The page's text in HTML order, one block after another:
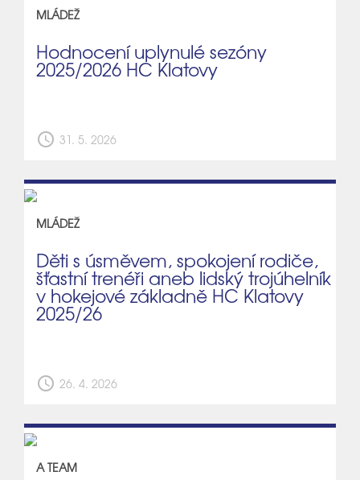
MLÁDEŽ
Hodnocení uplynulé sezóny
2025/2026 HC Klatovy
schedule 31. 5. 2026
MLÁDEŽ
Děti s úsměvem, spokojení rodiče,
šťastní trenéři aneb lidský trojúhelník
v hokejové základně HC Klatovy
2025/26
schedule 26. 4. 2026
A TEAM